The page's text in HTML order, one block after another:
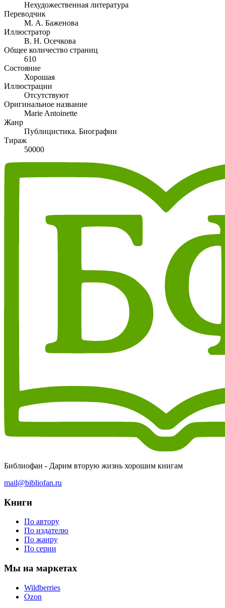
Нехудожественная литература
Переводчик
М. А. Баженова
Иллюстратор
В. Н. Осечкова
Общее количество страниц
610
Состояние
Хорошая
Иллюстрации
Отсутствуют
Оригинальное название
Marie Antoinette
Жанр
Публицистика. Биографии
Тираж
50000
Библиофан - Дарим вторую жизнь хорошим книгам
mail@bibliofan.ru
Книги
По автору
По издателю
По жанру
По серии
Мы на маркетах
Wildberries
Ozon